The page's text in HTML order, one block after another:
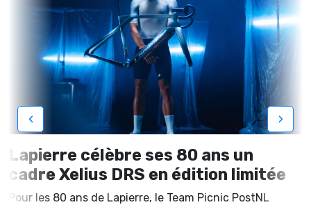
Lapierre célèbre ses 80 ans un
cadre Xelius DRS en édition limitée
Pour les 80 ans de Lapierre, le Team Picnic PostNL
‹ ›